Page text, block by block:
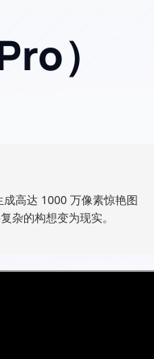
）
高达 1000 万像素惊艳图
杂的构想变为现实。